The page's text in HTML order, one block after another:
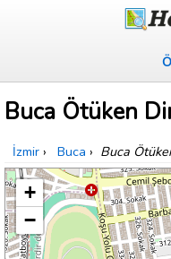
Buca Ötüken
İzmir › Buca › Buca
+
−